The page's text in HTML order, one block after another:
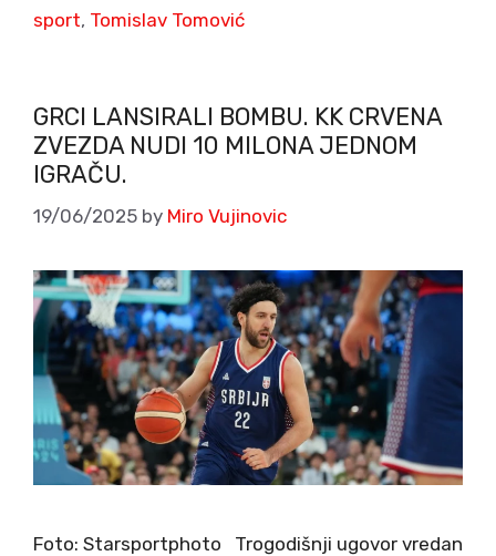
sport, Tomislav Tomović
GRCI LANSIRALI BOMBU. KK CRVENA
ZVEZDA NUDI 10 MILONA JEDNOM
IGRAČU.
19/06/2025 by Miro Vujinovic
Foto: Starsportphoto Trogodišnji ugovor vredan